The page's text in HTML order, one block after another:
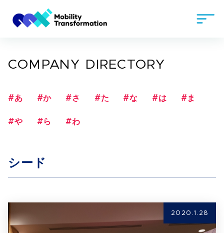
COMPANY DIRECTORY
#あ #か #さ #た #な #は #ま
#や #ら #わ
シード
2020.1.28